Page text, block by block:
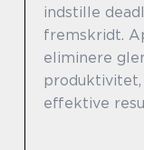
indstille
fremskridt.
eliminere
produktivitet,
effektive